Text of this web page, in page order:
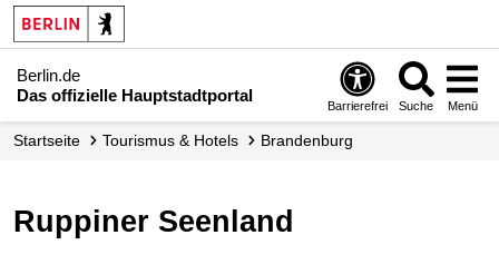
Berlin.de
Das offizielle Hauptstadtportal
Barrierefrei Suche Menü
Startseite Tourismus & Hotels Brandenburg
Ruppiner Seenland